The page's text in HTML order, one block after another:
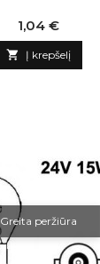
Kaina
1,04 €
 Į krepšelį
Greita peržiūra